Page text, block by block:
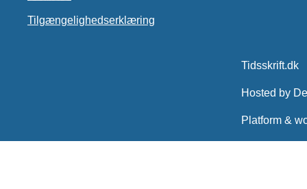
Tilgængelighedserklæring